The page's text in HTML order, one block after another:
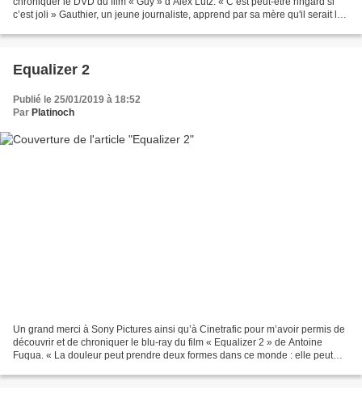
c’est joli » Gauthier, un jeune journaliste, apprend par sa mère qu'il serait le
Equalizer 2
Publié le 25/01/2019 à 18:52
Par Platinoch
Un grand merci à Sony Pictures ainsi qu’à Cinetrafic pour m’avoir permis de
découvrir et de chroniquer le blu-ray du film « Equalizer 2 » de Antoine
Fuqua. « La douleur peut prendre deux formes dans ce monde : elle peut